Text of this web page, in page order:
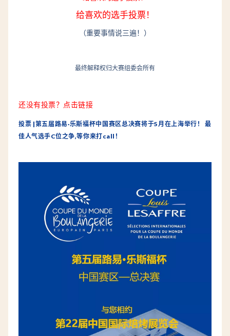
给喜欢的选手投票！
（重要事情说三遍！）
最终解释权归大赛组委会所有
还没有投票？点击链接
投票 |第五届路易·乐斯福杯中国赛区总决赛将于5月在上海举行！ 最
佳人气选手C位之争,等你来打call！